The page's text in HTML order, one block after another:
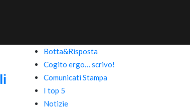
Botta&Risposta
Cogito ergo… scrivo!
Comunicati Stampa
I top 5
Notizie